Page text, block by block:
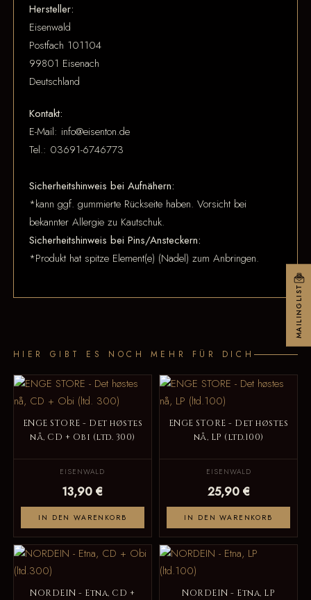
Hersteller:
Eisenwald
Postfach 101104
99801 Eisenach
Deutschland
Kontakt:
E-Mail: info@eisenton.de
Tel.: 03691-6746773
Sicherheitshinweis bei Aufnähern:
*kann ggf. gummierte Rückseite haben. Vorsicht bei
bekannter Allergie zu Kautschuk.
Sicherheitshinweis bei Pins/Ansteckern:
*Produkt hat spitze Element(e) (Nadel) zum Anbringen.
HIER GIBT ES NOCH MEHR FÜR DICH
ENGE STORE - Det høstes
nå, CD + Obi (ltd. 300)
EISENWALD
13,90 €
IN DEN WARENKORB
ENGE STORE - Det høstes
nå, LP (ltd.100)
EISENWALD
25,90 €
IN DEN WARENKORB
NORDEIN - Etna, CD +
NORDEIN - Etna, LP
MAILINGLIST